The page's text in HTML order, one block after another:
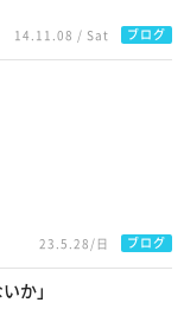
14.11.08 / Sat ブログ
23.5.28/日 ブログ
か」